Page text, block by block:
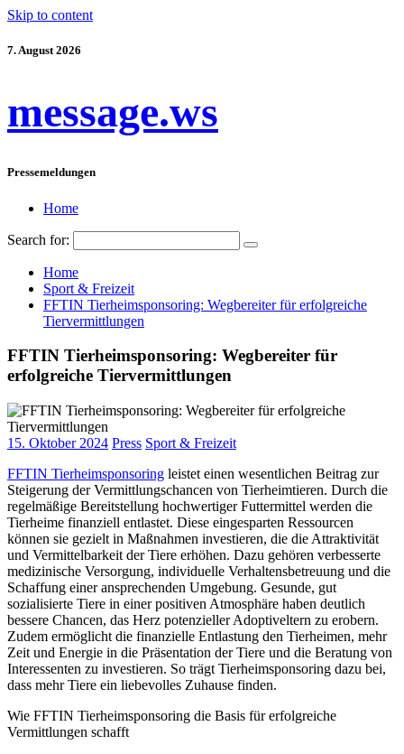
Skip to content
7. August 2026
message.ws
Pressemeldungen
Home
Search for:
Home
Sport & Freizeit
FFTIN Tierheimsponsoring: Wegbereiter für erfolgreiche
Tiervermittlungen
FFTIN Tierheimsponsoring: Wegbereiter für
erfolgreiche Tiervermittlungen
15. Oktober 2024 Press Sport & Freizeit
FFTIN Tierheimsponsoring leistet einen wesentlichen Beitrag zur
Steigerung der Vermittlungschancen von Tierheimtieren. Durch die
regelmäßige Bereitstellung hochwertiger Futtermittel werden die
Tierheime finanziell entlastet. Diese eingesparten Ressourcen
können sie gezielt in Maßnahmen investieren, die die Attraktivität
und Vermittelbarkeit der Tiere erhöhen. Dazu gehören verbesserte
medizinische Versorgung, individuelle Verhaltensbetreuung und die
Schaffung einer ansprechenden Umgebung. Gesunde, gut
sozialisierte Tiere in einer positiven Atmosphäre haben deutlich
bessere Chancen, das Herz potenzieller Adoptiveltern zu erobern.
Zudem ermöglicht die finanzielle Entlastung den Tierheimen, mehr
Zeit und Energie in die Präsentation der Tiere und die Beratung von
Interessenten zu investieren. So trägt Tierheimsponsoring dazu bei,
dass mehr Tiere ein liebevolles Zuhause finden.
Wie FFTIN Tierheimsponsoring die Basis für erfolgreiche
Vermittlungen schafft